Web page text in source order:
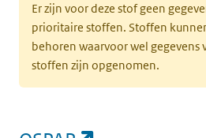
Er zijn voor deze stof geen
prioritaire stoffen. Stoffen
behoren waarvoor wel gegevens
stoffen zijn opgenomen.